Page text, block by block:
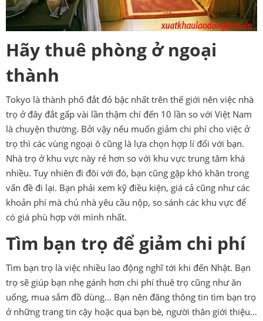
Hãy thuê phòng ở ngoại
thành
Tokyo là thành phố đắt đỏ bậc nhất trên thế giới nên việc nhà
trọ ở đây đắt gấp vài lần thậm chí đến 10 lần so với Việt Nam
là chuyện thường. Bởi vậy nếu muốn giảm chi phí cho việc ở
trọ thì các vùng ngoại ô cũng là lựa chọn hợp lí đối với bạn.
Nhà trọ ở khu vực này rẻ hơn so với khu vực trung tâm khá
nhiều. Tuy nhiên đi đôi với đó, bạn cũng gặp khó khăn trong
vấn đề đi lại. Bạn phải xem kỹ điều kiện, giá cả cũng như các
khoản phí mà chủ nhà yêu cầu nộp, so sánh các khu vực để
có giá phù hợp với mình nhất.
Tìm bạn trọ để giảm chi phí
Tìm bạn trọ là việc nhiều lao động nghĩ tới khi đến Nhật. Bạn
trọ sẽ giúp bạn nhẹ gánh hơn chi phí thuê trọ cũng như ăn
uống, mua sắm đồ dùng… Bạn nên đăng thông tin tìm bạn trọ
ở những trang tin cậy hoặc qua bạn bè, người thân giới thiệu…